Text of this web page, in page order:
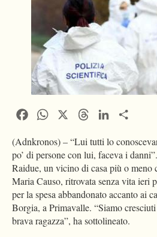
FacebookWhatsApp ThreadsLinkedIn
(Adnkronos) – “Lui tutti lo
po’ di persone con lui, faceva i
Raidue, un vicino di casa più o meno
Maria Causo, ritrovata senza vita ieri
per la spesa abbandonato accanto ai
Borgia, a Primavalle. “Siamo
brava ragazza”, ha sottolineato.